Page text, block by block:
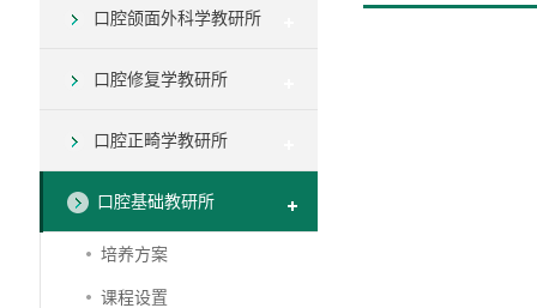
口腔颌面外科学教研所
口腔修复学教研所
口腔正畸学教研所
口腔基础教研所
培养方案
课程设置